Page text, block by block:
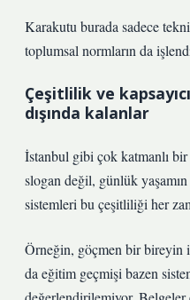
Karakutu burada sadece
toplumsal normların da
Çeşitlilik ve
dışında kalanlar
İstanbul gibi çok katmanlı
slogan değil, günlük
sistemleri bu çeşitliliği her
Örneğin, göçmen bir bireyin
da eğitim geçmişi bazen